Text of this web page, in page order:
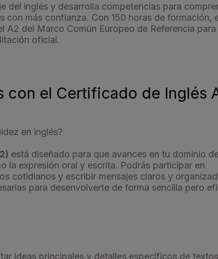
del inglés y desarrolla competencias para
con más confianza. Con 150 horas de formación,
A2 del Marco Común Europeo de Referencia para
oficial.
con el Certificado de Inglés
en inglés?
está diseñado para que avances en tu dominio
la expresión oral y escrita. Podrás participar en
cotidianos y escribir mensajes claros y
para desenvolverte de forma sencilla pero
ideas principales y detalles específicos de